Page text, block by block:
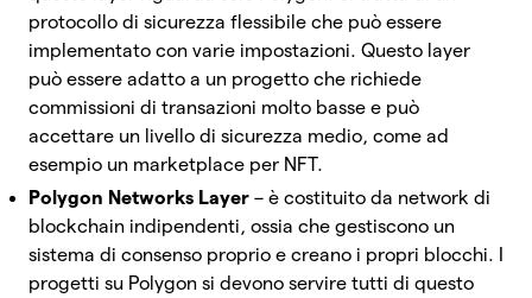
protocollo di sicurezza flessibile che può essere
implementato con varie impostazioni. Questo layer
può essere adatto a un progetto che richiede
commissioni di transazioni molto basse e può
accettare un livello di sicurezza medio, come ad
esempio un marketplace per NFT.
Polygon Networks Layer – è costituito da network di
blockchain indipendenti, ossia che gestiscono un
sistema di consenso proprio e creano i propri blocchi. I
progetti su Polygon si devono servire tutti di questo